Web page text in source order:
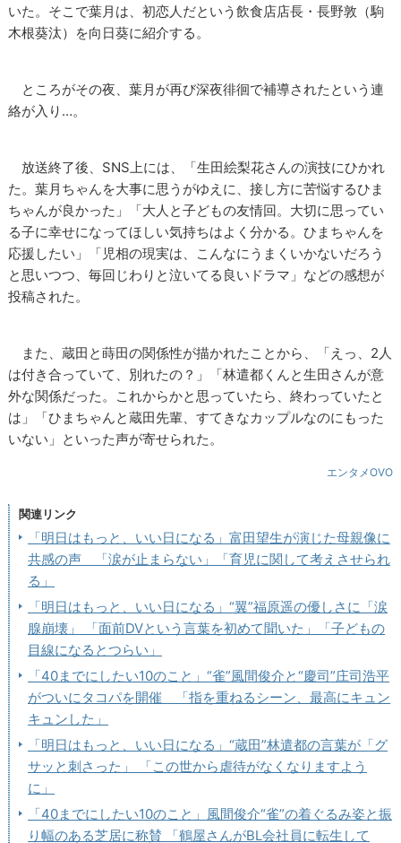
いた。そこで葉月は、初恋人だという飲食店店長・長野敦（駒
木根葵汰）を向日葵に紹介する。
ところがその夜、葉月が再び深夜徘徊で補導されたという連
絡が入り…。
放送終了後、SNS上には、「生田絵梨花さんの演技にひかれ
た。葉月ちゃんを大事に思うがゆえに、接し方に苦悩するひま
ちゃんが良かった」「大人と子どもの友情回。大切に思ってい
る子に幸せになってほしい気持ちはよく分かる。ひまちゃんを
応援したい」「児相の現実は、こんなにうまくいかないだろう
と思いつつ、毎回じわりと泣いてる良いドラマ」などの感想が
投稿された。
また、蔵田と蒔田の関係性が描かれたことから、「えっ、2人
は付き合っていて、別れたの？」「林遣都くんと生田さんが意
外な関係だった。これからかと思っていたら、終わっていたと
は」「ひまちゃんと蔵田先輩、すてきなカップルなのにもった
いない」といった声が寄せられた。
エンタメOVO
関連リンク
「明日はもっと、いい日になる」富田望生が演じた母親像に
共感の声 「涙が止まらない」「育児に関して考えさせられ
る」
「明日はもっと、いい日になる」“翼”福原遥の優しさに「涙
腺崩壊」 「面前DVという言葉を初めて聞いた」「子どもの
目線になるとつらい」
「40までにしたい10のこと」“雀”風間俊介と“慶司”庄司浩平
がついにタコパを開催 「指を重ねるシーン、最高にキュン
キュンした」
「明日はもっと、いい日になる」“蔵田”林遣都の言葉が「グ
サッと刺さった」 「この世から虐待がなくなりますよう
に」
「40までにしたい10のこと」風間俊介“雀”の着ぐるみ姿と振
り幅のある芝居に称賛 「鶴屋さんがBL会社員に転生して